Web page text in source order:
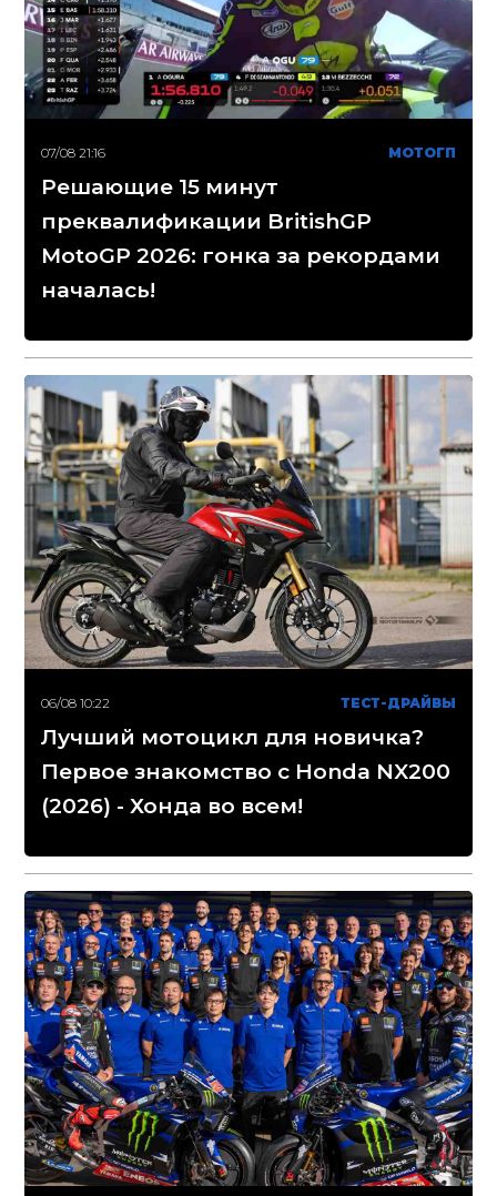
07/08 21:16 МОТОГП
Решающие 15 минут
преквалификации BritishGP
MotoGP 2026: гонка за рекордами
началась!
06/08 10:22 ТЕСТ-ДРАЙВЫ
Лучший мотоцикл для новичка?
Первое знакомство с Honda NX200
(2026) - Хонда во всем!